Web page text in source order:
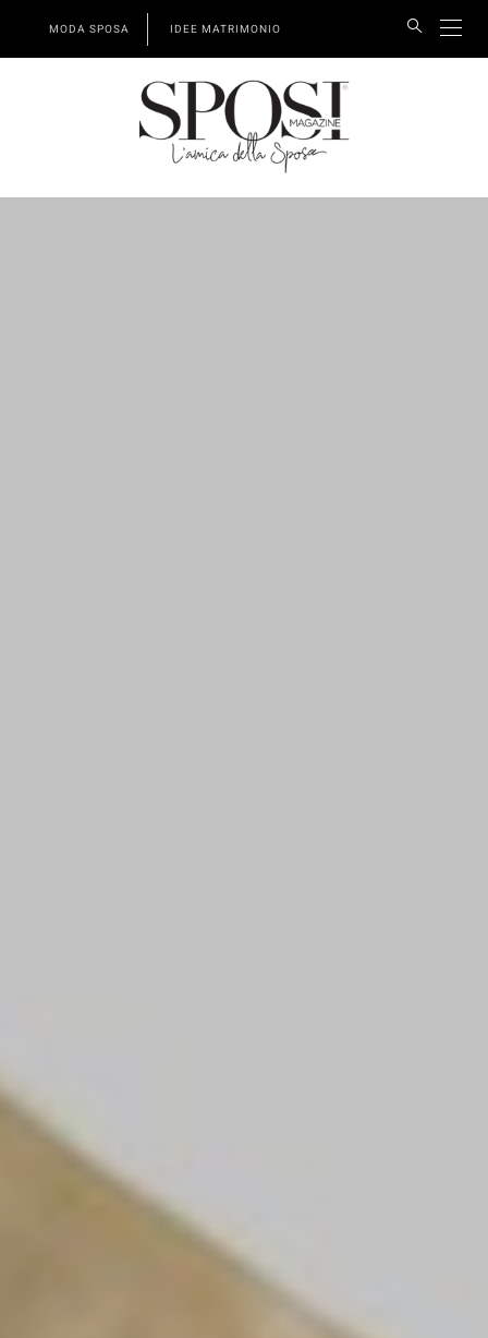
MODA SPOSA IDEE MATRIMONIO